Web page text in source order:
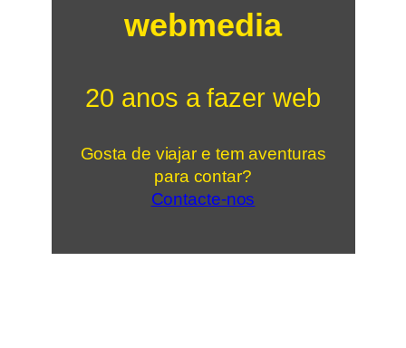
webmedia
20 anos a fazer web
Gosta de viajar e tem aventuras
para contar?
Contacte-nos